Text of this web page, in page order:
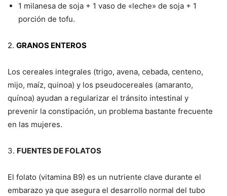
1 milanesa de soja + 1 vaso de «leche» de soja + 1
porción de tofu.
2. GRANOS ENTEROS
Los cereales integrales (trigo, avena, cebada, centeno,
mijo, maíz, quinoa) y los pseudocereales (amaranto,
quínoa) ayudan a regularizar el tránsito intestinal y
prevenir la constipación, un problema bastante frecuente
en las mujeres.
3. FUENTES DE FOLATOS
El folato (vitamina B9) es un nutriente clave durante el
embarazo ya que asegura el desarrollo normal del tubo